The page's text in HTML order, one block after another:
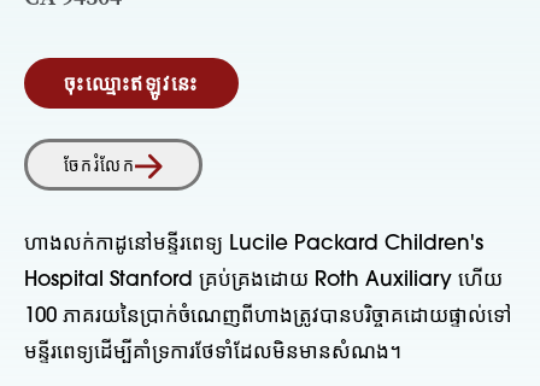
ចុះឈ្មោះឥឡូវនេះ
ចែករំលែក
ហាងលក់កាដូនៅមន្ទីរពេទ្យ Lucile Packard Children's
Hospital Stanford គ្រប់គ្រងដោយ Roth Auxiliary ហើយ
100 ភាគរយនៃប្រាក់ចំណេញពីហាងត្រូវបានបរិច្ចាគដោយផ្ទាល់ទៅ
មន្ទីរពេទ្យដើម្បីគាំទ្រការថែទាំដែលមិនមានសំណង។